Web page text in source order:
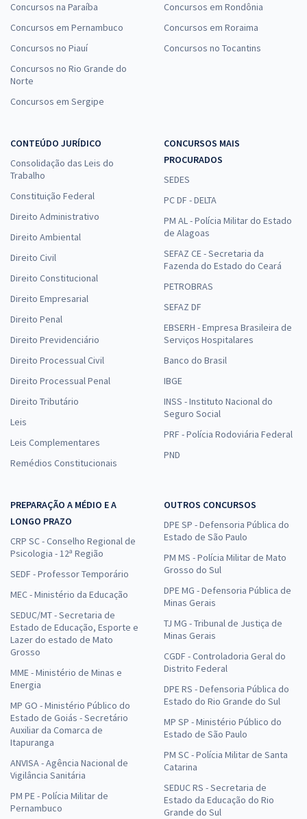
Concursos na Paraíba
Concursos em Pernambuco
Concursos no Piauí
Concursos no Rio Grande do
Norte
Concursos em Sergipe
Concursos em Rondônia
Concursos em Roraima
Concursos no Tocantins
CONTEÚDO JURÍDICO
Consolidação das Leis do
Trabalho
Constituição Federal
Direito Administrativo
Direito Ambiental
Direito Civil
Direito Constitucional
Direito Empresarial
Direito Penal
Direito Previdenciário
Direito Processual Civil
Direito Processual Penal
Direito Tributário
Leis
Leis Complementares
Remédios Constitucionais
CONCURSOS MAIS
PROCURADOS
SEDES
PC DF - DELTA
PM AL - Polícia Militar do Estado
de Alagoas
SEFAZ CE - Secretaria da
Fazenda do Estado do Ceará
PETROBRAS
SEFAZ DF
EBSERH - Empresa Brasileira de
Serviços Hospitalares
Banco do Brasil
IBGE
INSS - Instituto Nacional do
Seguro Social
PRF - Polícia Rodoviária Federal
PND
PREPARAÇÃO A MÉDIO E A
LONGO PRAZO
CRP SC - Conselho Regional de
Psicologia - 12ª Região
SEDF - Professor Temporário
MEC - Ministério da Educação
SEDUC/MT - Secretaria de
Estado de Educação, Esporte e
Lazer do estado de Mato
Grosso
MME - Ministério de Minas e
Energia
MP GO - Ministério Público do
Estado de Goiás - Secretário
Auxiliar da Comarca de
Itapuranga
ANVISA - Agência Nacional de
Vigilância Sanitária
PM PE - Polícia Militar de
Pernambuco
OUTROS CONCURSOS
DPE SP - Defensoria Pública do
Estado de São Paulo
PM MS - Polícia Militar de Mato
Grosso do Sul
DPE MG - Defensoria Pública de
Minas Gerais
TJ MG - Tribunal de Justiça de
Minas Gerais
CGDF - Controladoria Geral do
Distrito Federal
DPE RS - Defensoria Pública do
Estado do Rio Grande do Sul
MP SP - Ministério Público do
Estado de São Paulo
PM SC - Polícia Militar de Santa
Catarina
SEDUC RS - Secretaria de
Estado da Educação do Rio
Grande do Sul